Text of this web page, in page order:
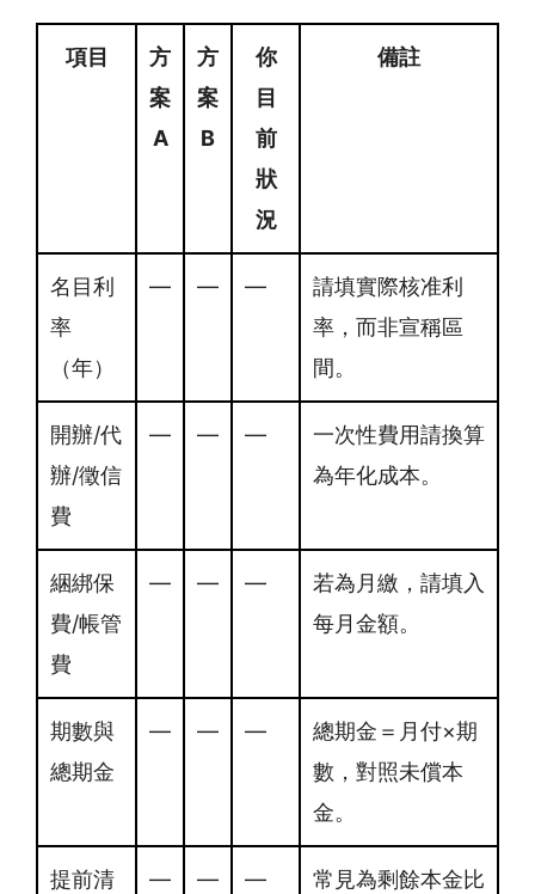
項目
方
案
A
方
案
B
你
目
前
狀
況
備註
名目利
率
（年）
— — —
請填實際核准利
率，而非宣稱區
間。
開辦/代
辦/徵信
費
— — —
一次性費用請換算
為年化成本。
綑綁保
費/帳管
費
— — —
若為月繳，請填入
每月金額。
期數與
總期金
— — —
總期金＝月付×期
數，對照未償本
金。
提前清
— — —
常見為剩餘本金比